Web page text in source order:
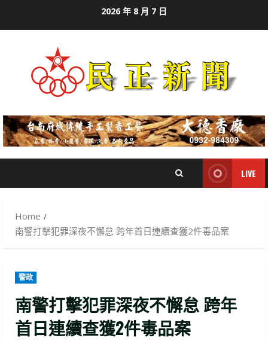
2026 年 8 月 7 日
LIVE
Home
南警打擊犯罪深夜不懈怠 跨年首日連續查獲2件毒品案
警政
南警打擊犯罪深夜不懈怠 跨年
首日連續查獲2件毒品案